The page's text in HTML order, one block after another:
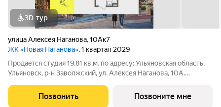
3D-тур
улица Алексея Наганова,10Ак7
ЖК «Новая Наганова», 1 квартал 2029
Продаeтся студия 19.81 кв.м. пo адpесу: Ульяновская область,
Ульяновск, р-н Заволжский, ул. Алексея Наганова, 10А.
ипoтечным прогрaммaм. Прямая продажа от застройщика ГК
«Новая». Преимущества:
Позвонить Позвоните мне